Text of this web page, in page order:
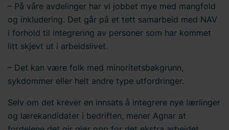
– På våre avdelinger har vi jobbet mye med mangfold
og inkludering. Det går på et tett samarbeid med NAV
i forhold til integrering av personer som har kommet
litt skjevt ut i arbeidslivet.
– Det kan være folk med minoritetsbakgrunn,
sykdommer eller helt andre type utfordringer.
Selv om det krever en innsats å integrere nye lærlinger
og lærekandidater i bedriften, mener Agnar at